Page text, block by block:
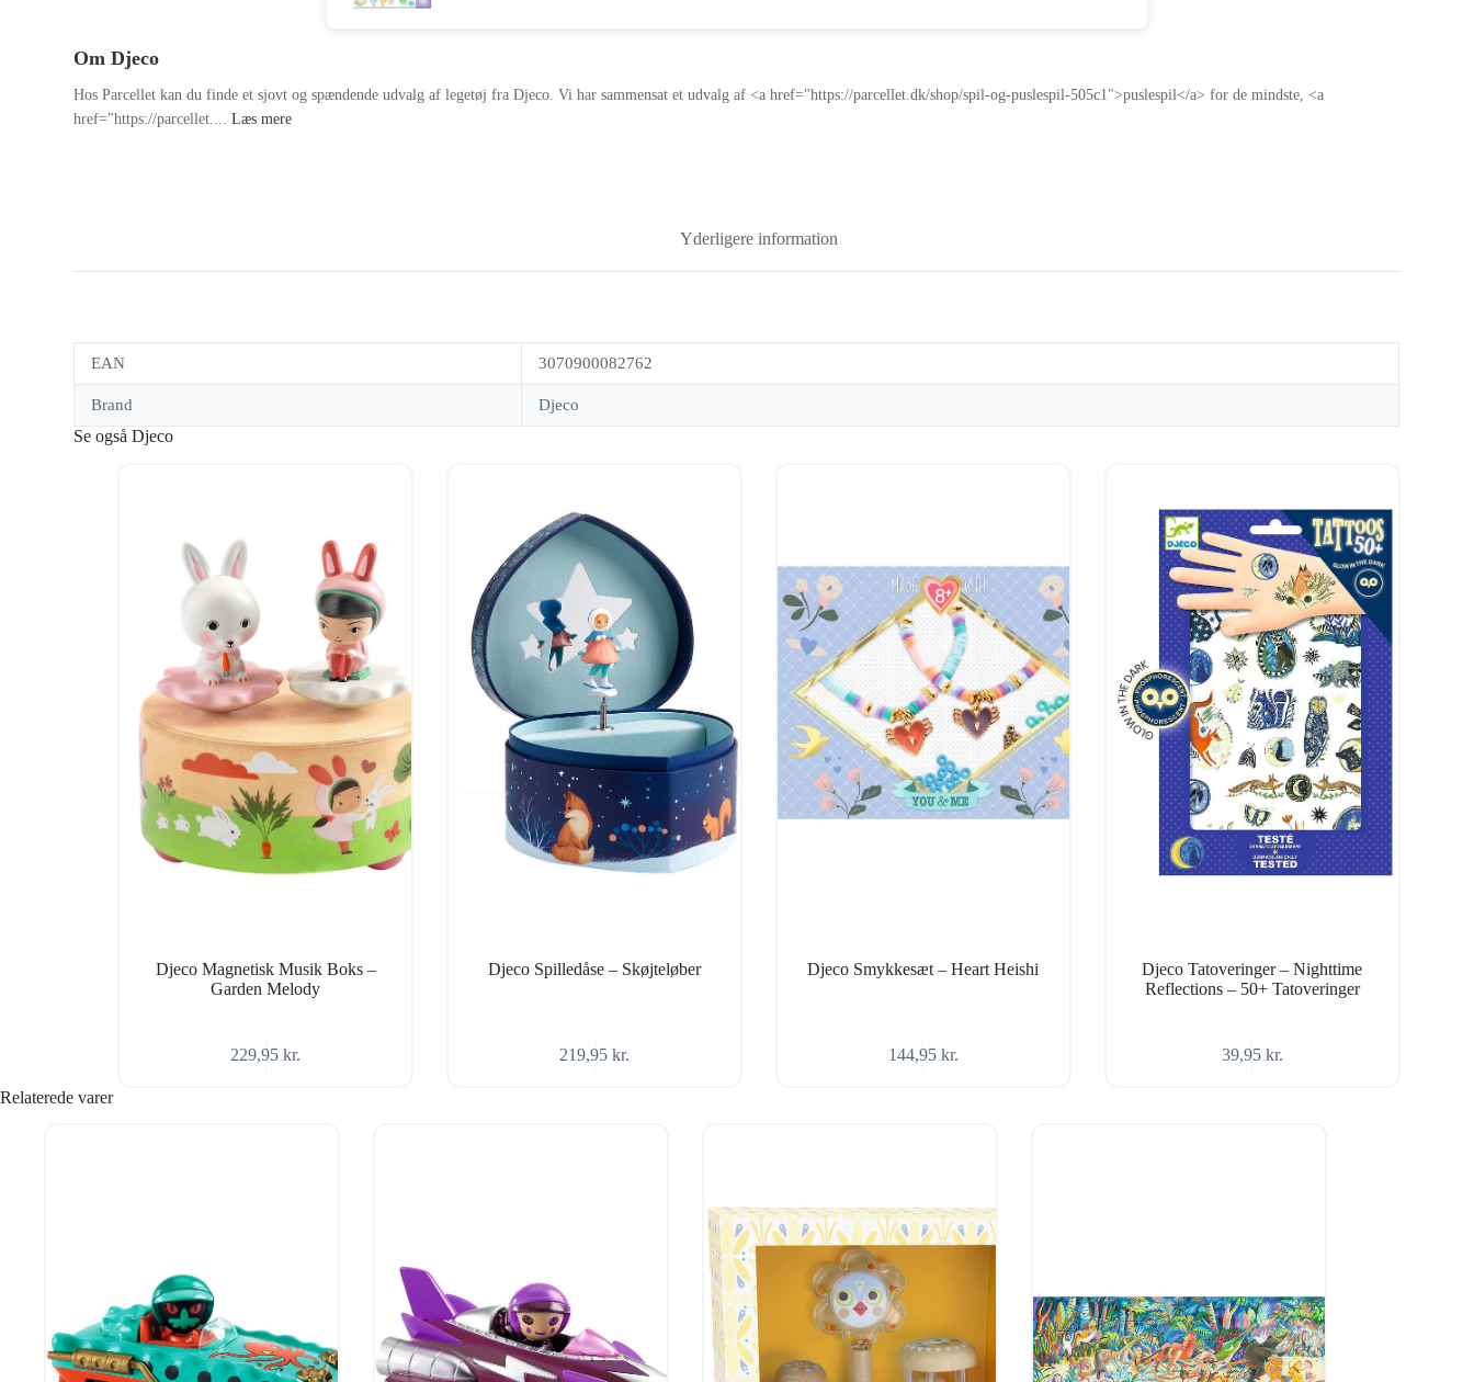
Om Djeco
Hos Parcellet kan du finde et sjovt og spændende udvalg af legetøj fra Djeco. Vi har sammensat et udvalg af <a href="https://parcellet.dk/shop/spil-og-puslespil-505c1">puslespil</a> for de mindste, <a
href="https://parcellet....Læs mere
Yderligere information
EAN 3070900082762
Brand Djeco
Se også Djeco
Djeco Magnetisk Musik Boks –
Garden Melody
229,95kr.
Djeco Spilledåse – Skøjteløber
219,95kr.
Djeco Smykkesæt – Heart Heishi
144,95 kr.
Djeco Tatoveringer – Nighttime
Reflections – 50+ Tatoveringer
39,95 kr.
Relaterede varer